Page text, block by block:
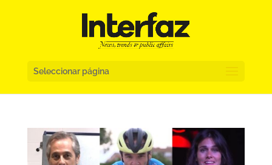
Seleccionar página